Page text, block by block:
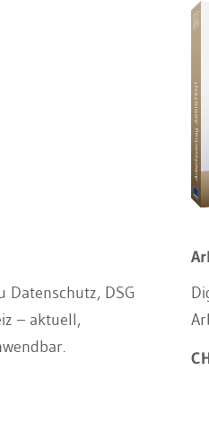
Datenschutz, DSG
– aktuell,